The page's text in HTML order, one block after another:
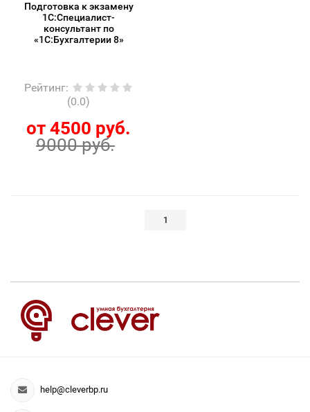
Подготовка к экзамену
1С:Специалист-
консультант по
«1С:Бухгалтерии 8»
Рейтинг:
(0.0)
от 4500 руб.
9000 руб.
1
help@cleverbp.ru